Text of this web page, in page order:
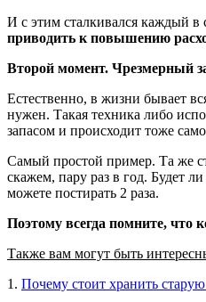
И с этим сталкивался каждый в
приводить к повышению
Второй момент. Чрезмерный
Естественно, в жизни бывает
нужен. Такая техника либо
запасом и происходит тоже
Самый простой пример. Та же
скажем, пару раз в год. Будет
можете постирать 2 раза.
Поэтому всегда помните, что
Также вам могут быть
1. Почему стоит хранить